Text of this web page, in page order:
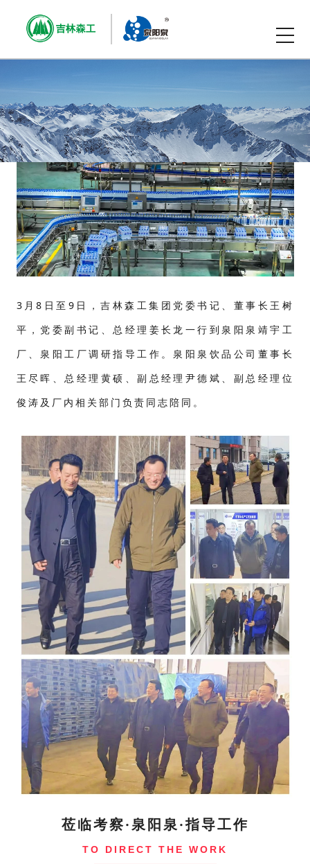
3月8日至9日，吉林森工集团党委书记、董事长王树
平，党委副书记、总经理姜长龙一行到泉阳泉靖宇工
厂、泉阳工厂调研指导工作。泉阳泉饮品公司董事长
王尽晖、总经理黄硕、副总经理尹德斌、副总经理位
俊涛及厂内相关部门负责同志陪同。
莅临考察·泉阳泉·指导工作
TO DIRECT THE WORK